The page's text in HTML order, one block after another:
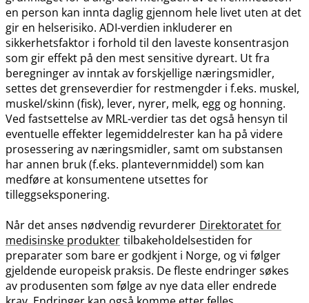
en person kan innta daglig gjennom hele livet uten at det
gir en helserisiko. ADI-verdien inkluderer en
sikkerhetsfaktor i forhold til den laveste konsentrasjon
som gir effekt på den mest sensitive dyreart. Ut fra
beregninger av inntak av forskjellige næringsmidler,
settes det grenseverdier for restmengder i f.eks. muskel,
muskel​/​skinn (fisk), lever, nyrer, melk, egg og honning.
Ved fastsettelse av MRL-verdier tas det også hensyn til
eventuelle effekter legemiddelrester kan ha på videre
prosessering av næringsmidler, samt om substansen
har annen bruk (f.eks. plantevernmiddel) som kan
medføre at konsumentene utsettes for
tilleggseksponering.
Når det anses nødvendig revurderer Direktoratet for
medisinske produkter tilbakeholdelsestiden for
preparater som bare er godkjent i Norge, og vi følger
gjeldende europeisk praksis. De fleste endringer søkes
av produsenten som følge av nye data eller endrede